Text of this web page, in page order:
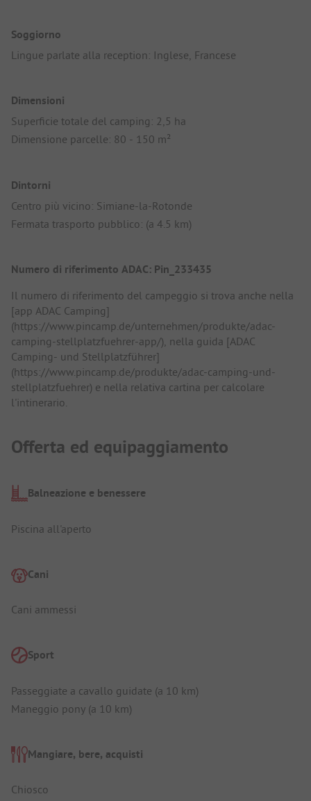
Soggiorno
Lingue parlate alla reception: Inglese, Francese
Dimensioni
Superficie totale del camping: 2,5 ha
Dimensione parcelle: 80 - 150 m²
Dintorni
Centro più vicino: Simiane-la-Rotonde
Fermata trasporto pubblico: (a 4.5 km)
Numero di riferimento ADAC: Pin_233435
Il numero di riferimento del campeggio si trova anche nella
[app ADAC Camping]
(https://www.pincamp.de/unternehmen/produkte/adac-
camping-stellplatzfuehrer-app/), nella guida [ADAC
Camping- und Stellplatzführer]
(https://www.pincamp.de/produkte/adac-camping-und-
stellplatzfuehrer) e nella relativa cartina per calcolare
l'intinerario.
Offerta ed equipaggiamento
Balneazione e benessere
Piscina all'aperto
Cani
Cani ammessi
Sport
Passeggiate a cavallo guidate (a 10 km)
Maneggio pony (a 10 km)
Mangiare, bere, acquisti
Chiosco